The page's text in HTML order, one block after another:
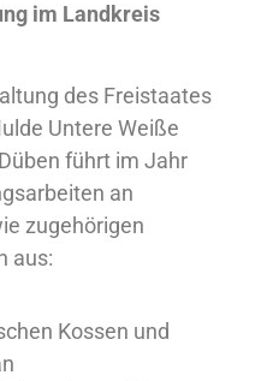
im Landkreis
des Freistaates
Untere Weiße
führt im Jahr
an
zugehörigen
aus:
Kossen und